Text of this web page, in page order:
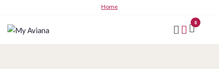
springen
Home
0